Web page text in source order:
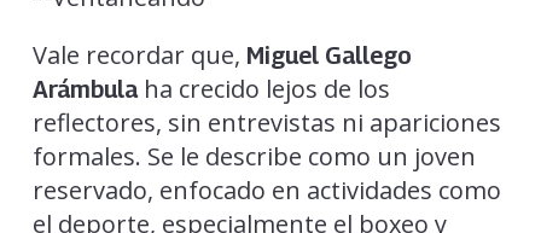
Vale recordar que, Miguel Gallego
Arámbulaha crecido lejos de los
reflectores, sin entrevistas ni apariciones
formales. Se le describe como un joven
reservado, enfocado en actividades como
el deporte, especialmente el boxeo y